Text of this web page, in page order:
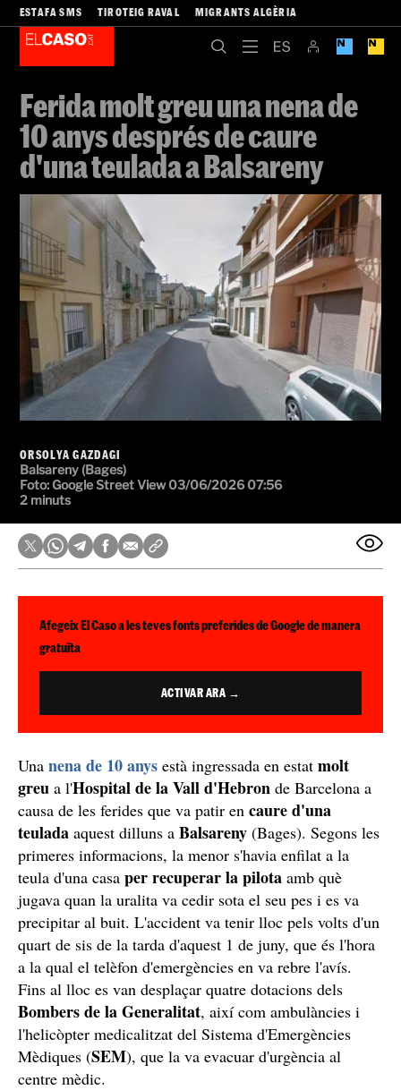
ESTAFA SMS TIROTEIG RAVAL MIGRANTS ALGÈRIA
Ferida molt greu una nena de
10 anys després de caure
d'una teulada a Balsareny
ORSOLYA GAZDAGI
Balsareny (Bages)
Foto: Google Street View03/06/2026 07:56
2 minuts
Afegeix El Caso a les teves fonts preferides de Google de manera
gratuïta
ACTIVAR ARA →
Una nena de 10 anys està ingressada en estat molt
greu a l'Hospital de la Vall d'Hebron de Barcelona a
causa de les ferides que va patir en caure d'una
teulada aquest dilluns a Balsareny (Bages). Segons les
primeres informacions, la menor s'havia enfilat a la
teula d'una casa per recuperar la pilota amb què
jugava quan la uralita va cedir sota el seu pes i es va
precipitar al buit. L'accident va tenir lloc pels volts d'un
quart de sis de la tarda d'aquest 1 de juny, que és l'hora
a la qual el telèfon d'emergències en va rebre l'avís.
Fins al lloc es van desplaçar quatre dotacions dels
Bombers de la Generalitat, així com ambulàncies i
l'helicòpter medicalitzat del Sistema d'Emergències
Mèdiques (SEM), que la va evacuar d'urgència al
centre mèdic.